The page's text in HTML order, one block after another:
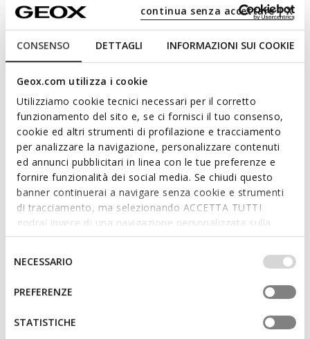
CONSENSO DETTAGLI INFORMAZIONI SUI COOKIE
Geox.com utilizza i cookie
Utilizziamo cookie tecnici necessari per il corretto
funzionamento del sito e, se ci fornisci il tuo consenso,
cookie ed altri strumenti di profilazione e tracciamento
per analizzare la navigazione, personalizzare contenuti
ed annunci pubblicitari in linea con le tue preferenze e
fornire funzionalità dei social media. Se chiudi questo
banner continuerai a navigare senza cookie e strumenti
di tracciamento, ma selezionando ACCETTA TUTTI
godrai invece di una navigazione personalizzata sulla
base dei tuoi gusti ed interessi. Selezionando
IMPOSTAZIONI potrai anche scegliere quali cookies ed
altri strumenti di tracciamento autorizzare. Per maggiori
informazioni o per modificare in qualsiasi momento le
tue impostazioni, visita la nostra
consenso
NECESSARIO
PREFERENZE
STATISTICHE
continua senza accettare | X
Een damessloef met een ingetogen maar verfijnde stijl, de
perfecte metgezel voor hectische dagen in de stad. In deze
bruine versie heeft hij een bovenwerk van zacht Suède met
moeiteloze elegantie toe aan alledaagse outfits.
ITEMCODE: D66AXB00022C6005
Meer lezen
Kenmerken
Snel en gemakkelijk aan te trekken
Zooldikte: 1 cm / 0,4"
Dankzij het slip-on ontwerp glijdt uw voet soepel naar
binnen; Uitneembare inlegzool
Materialen